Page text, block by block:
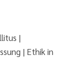
|
| Ethik in